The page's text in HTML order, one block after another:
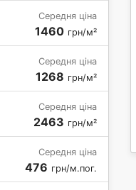
Середня ціна
1460 грн/м²
Середня ціна
1268 грн/м²
Середня ціна
2463 грн/м²
Середня ціна
476 грн/м.пог.